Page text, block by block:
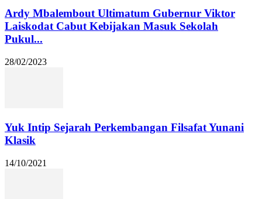
Ardy Mbalembout Ultimatum Gubernur Viktor
Laiskodat Cabut Kebijakan Masuk Sekolah
Pukul...
28/02/2023
Yuk Intip Sejarah Perkembangan Filsafat Yunani
Klasik
14/10/2021